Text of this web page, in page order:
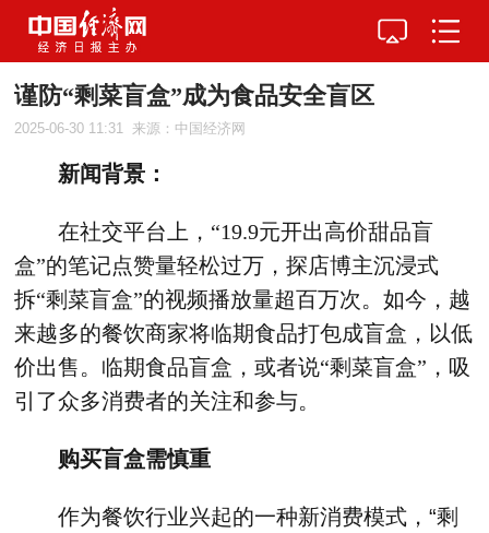
谨防“剩菜盲盒”成为食品安全盲区
2025-06-30 11:31 来源：中国经济网
新闻背景：
在社交平台上，“19.9元开出高价甜品盲
盒”的笔记点赞量轻松过万，探店博主沉浸式
拆“剩菜盲盒”的视频播放量超百万次。如今，越
来越多的餐饮商家将临期食品打包成盲盒，以低
价出售。临期食品盲盒，或者说“剩菜盲盒”，吸
引了众多消费者的关注和参与。
购买盲盒需慎重
作为餐饮行业兴起的一种新消费模式，“剩